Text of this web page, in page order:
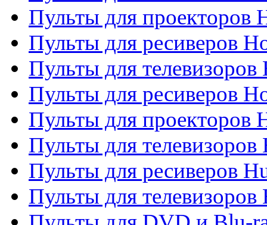
Пульты для проекторов
Пульты для ресиверов
Пульты для
Пульты для ресиверов
Пульты для проекторов
Пульты для телевизоров
Пульты для ресиверов
Пульты для